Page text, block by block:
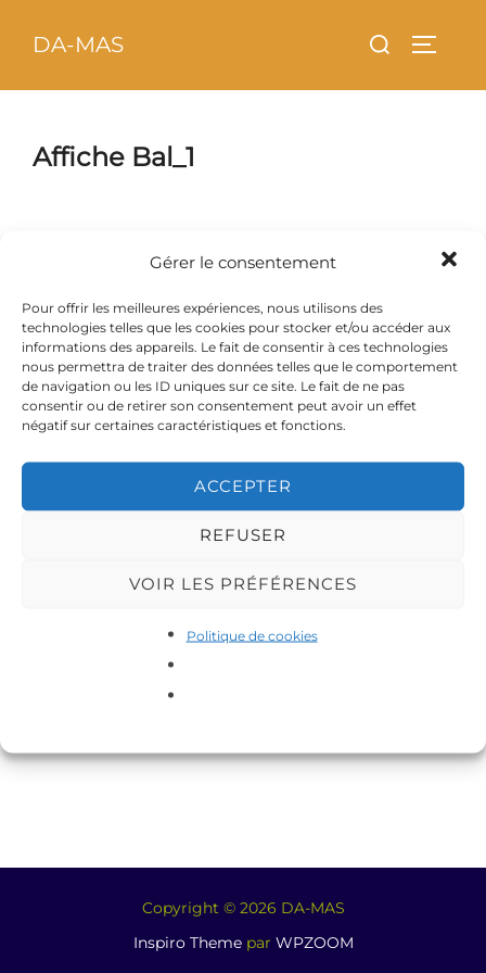
Gérer le consentement
Pour offrir les meilleures expériences, nous utilisons des
technologies telles que les cookies pour stocker et/ou accéder aux
informations des appareils. Le fait de consentir à ces technologies
nous permettra de traiter des données telles que le comportement
de navigation ou les ID uniques sur ce site. Le fait de ne pas
consentir ou de retirer son consentement peut avoir un effet
négatif sur certaines caractéristiques et fonctions.
ACCEPTER
REFUSER
VOIR LES PRÉFÉRENCES
Politique de cookies
DA-MAS Rechercher :
Affiche Bal_1
Copyright © 2026 DA-MAS
Inspiro Themepar WPZOOM